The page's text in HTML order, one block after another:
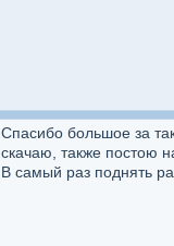
Спасибо большое за
скачаю, также постою
В самый раз поднять